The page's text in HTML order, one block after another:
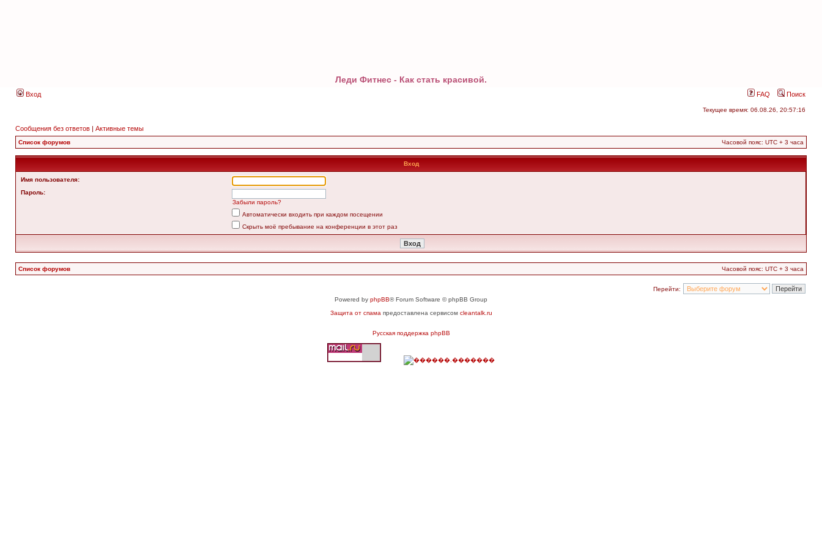
Леди Фитнес - Как стать красивой.
Вход FAQ Поиск
Текущее время: 06.08.26, 20:57:16
Сообщения без ответов | Активные темы
Список форумов Часовой пояс: UTC + 3 часа
Вход
Имя пользователя:
Пароль:
Забыли пароль?
Автоматически входить при каждом посещении
Скрыть моё пребывание на конференции в этот раз
Список форумов Часовой пояс: UTC + 3 часа
Перейти:
Powered by phpBB® Forum Software © phpBB Group
Защита от спама предоставлена сервисом cleantalk.ru
Русская поддержка phpBB